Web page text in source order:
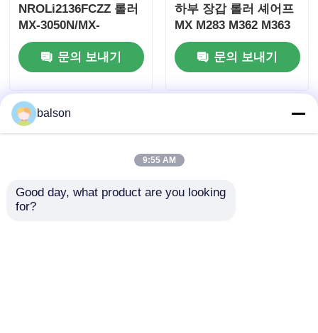
렉스마크 토너 칩
키오세라 토너 칩
삼성 톤 칩
OKI 토너 칩
NROLi2136FCZZ 롤러
MX-3050N/MX-
3070N/MX-3550N/MX-
3570N/MX문의 보내기
하부 장갑 롤러 셰어프
MX M283 M362 M363
문의 보내기
balson
9:55 AM
Good day, what product are you looking
for?